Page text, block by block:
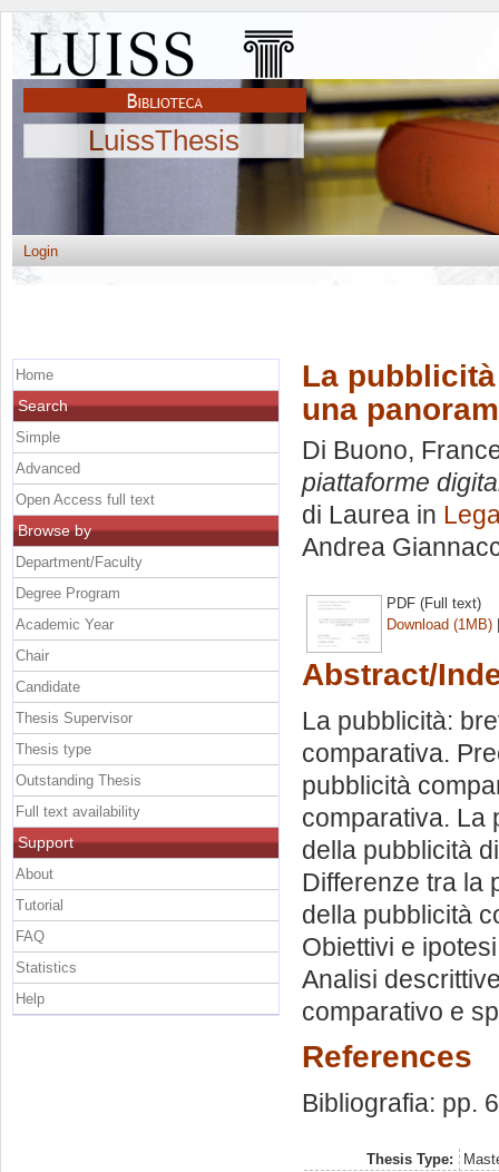
LuissThesis
Login
La
una
Di Buono,
piattaforme
di Laurea in
Andrea
PDF (Full text)
Download (1MB)
Abstract/
La pubblicità:
comparativa.
pubblicità
comparativa. La
della pubblicità
Differenze tra la
della pubblicità
Obiettivi e
Analisi
comparativo e
References
Bibliografia: pp.
Thesis Type:
Home
Search
Simple
Advanced
Open Access full text
Browse by
Department/Faculty
Degree Program
Academic Year
Chair
Candidate
Thesis Supervisor
Thesis type
Outstanding Thesis
Full text availability
Support
About
Tutorial
FAQ
Statistics
Help